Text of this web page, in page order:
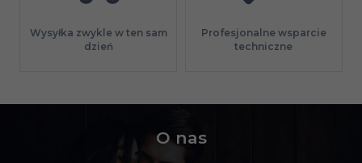
Wysyłka zwykle w ten sam
dzień
Profesjonalne wsparcie
techniczne
O nas